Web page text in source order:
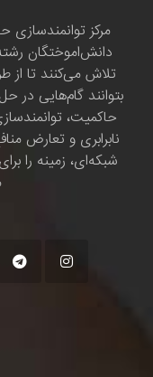
مرکز
دانش‌اموختگان
تلاش می‌کنند تا
بتوانند گام‌هایی
حاکمیت،
نابرابری و تعارض
شبکه‌ای، زمینه را